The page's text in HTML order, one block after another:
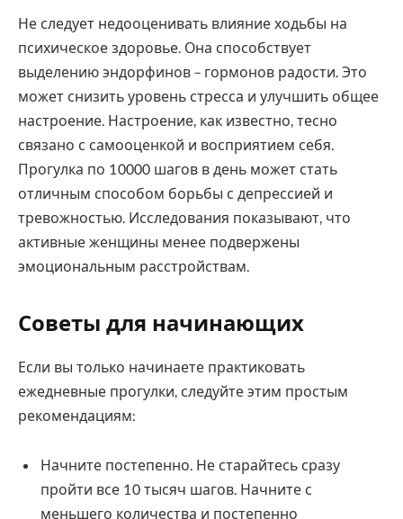
Не следует недооценивать влияние ходьбы на
психическое здоровье. Она способствует
выделению эндорфинов – гормонов радости. Это
может снизить уровень стресса и улучшить общее
настроение. Настроение, как известно, тесно
связано с самооценкой и восприятием себя.
Прогулка по 10000 шагов в день может стать
отличным способом борьбы с депрессией и
тревожностью. Исследования показывают, что
активные женщины менее подвержены
эмоциональным расстройствам.
Советы для начинающих
Если вы только начинаете практиковать
ежедневные прогулки, следуйте этим простым
рекомендациям:
Начните постепенно. Не старайтесь сразу
пройти все 10 тысяч шагов. Начните с
меньшего количества и постепенно